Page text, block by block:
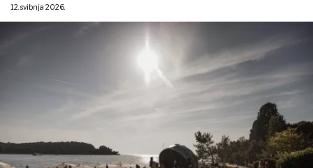
12. svibnja 2026.